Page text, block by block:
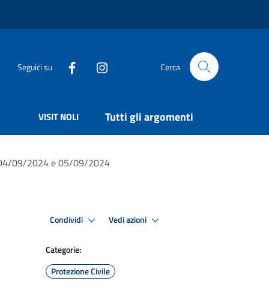
Seguici su Cerca
VISIT NOLI Tutti gli argomenti
04/09/2024 e 05/09/2024
Condividi Vedi azioni
Categorie:
Protezione Civile